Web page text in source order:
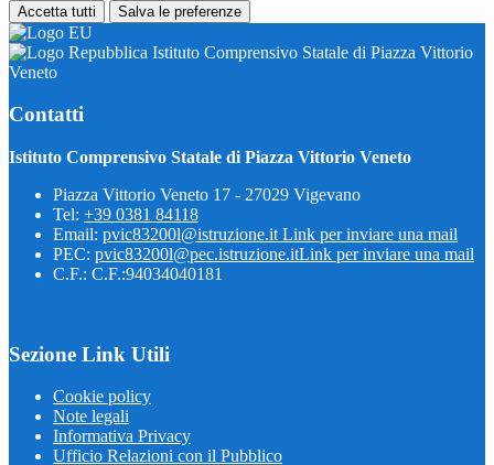
Accetta tutti Salva le preferenze
Istituto Comprensivo Statale di Piazza Vittorio
Veneto
Contatti
Istituto Comprensivo Statale di Piazza Vittorio Veneto
Piazza Vittorio Veneto 17 - 27029 Vigevano
Tel: +39 0381 84118
Email: pvic83200l@istruzione.it Link per inviare una mail
PEC: pvic83200l@pec.istruzione.itLink per inviare una mail
C.F.: C.F.:94034040181
Sezione Link Utili
Cookie policy
Note legali
Informativa Privacy
Ufficio Relazioni con il Pubblico